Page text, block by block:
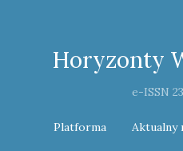
Horyzonty
e-ISSN
Platforma Aktualny